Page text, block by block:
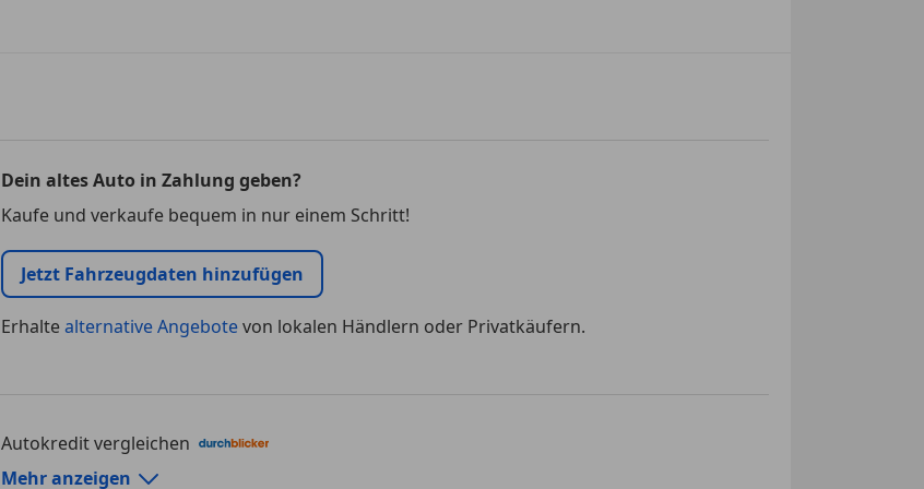
Dein altes Auto in Zahlung geben?
Kaufe und verkaufe bequem in nur einem Schritt!
Jetzt Fahrzeugdaten hinzufügen
Erhaltealternative Angebotevon lokalen Händlern oder Privatkäufern.
Autokredit vergleichen
Autokredit-Rechner von durchblicker.at
Mehr anzeigen